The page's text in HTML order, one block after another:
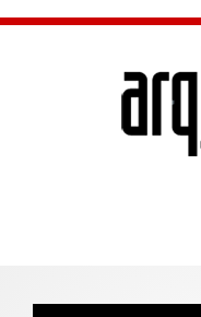
Skip to main content